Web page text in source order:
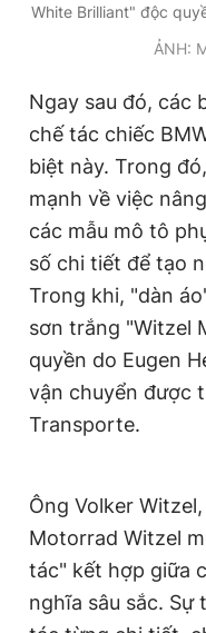
White Brilliant" độc
ẢNH:
Ngay sau đó, các
chế tác chiếc
biệt này. Trong
mạnh về việc
các mẫu mô tô
số chi tiết để tạo
Trong khi, "dàn
sơn trắng "Witzel
quyền do Eugen
vận chuyển được
Transporte.
Ông Volker
Motorrad Witzel
tác" kết hợp giữa
nghĩa sâu sắc.